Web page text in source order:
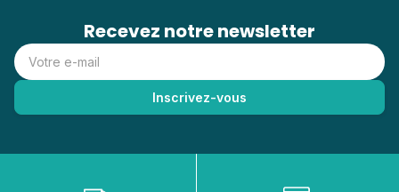
Recevez notre newsletter